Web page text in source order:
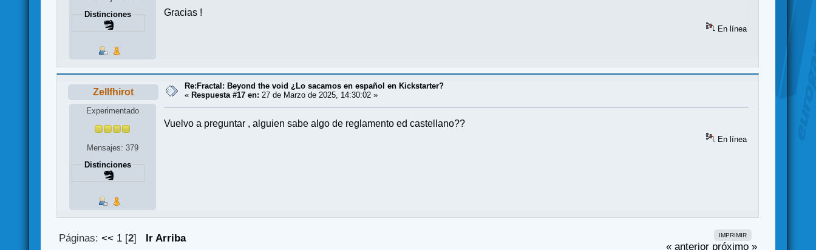
Distinciones
Gracias !
En línea
Zellfhirot
Experimentado
Mensajes: 379
Distinciones
Re:Fractal: Beyond the void ¿Lo sacamos en español en Kickstarter?
« Respuesta #17 en: 27 de Marzo de 2025, 14:30:02 »
Vuelvo a preguntar , alguien sabe algo de reglamento ed castellano??
En línea
IMPRIMIR
Páginas: << 1[2] Ir Arriba
« anterior próximo »